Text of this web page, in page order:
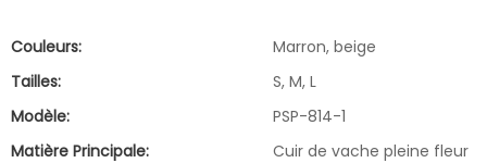
Couleurs:
Marron, beige
Tailles:
S, M, L
Modèle:
PSP-814-1
Matière Principale:
Cuir de vache pleine fleur